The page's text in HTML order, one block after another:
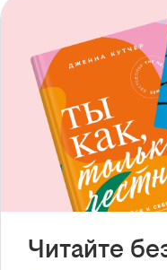
Читайте